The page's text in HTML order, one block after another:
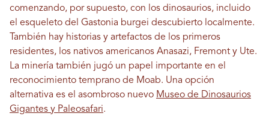
comenzando, por supuesto, con los dinosaurios, incluido
el esqueleto del Gastonia burgei descubierto localmente.
También hay historias y artefactos de los primeros
residentes, los nativos americanos Anasazi, Fremont y Ute.
La minería también jugó un papel importante en el
reconocimiento temprano de Moab. Una opción
alternativa es el asombroso nuevo Museo de Dinosaurios
Gigantes y Paleosafari.